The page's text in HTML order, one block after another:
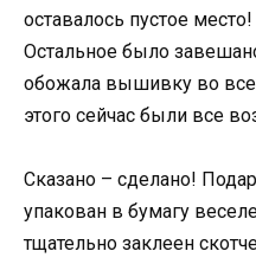
оставалось пустое место!
Остальное было
обожала вышивку во
этого сейчас были все
Сказано – сделано!
упакован в бумагу
тщательно заклеен